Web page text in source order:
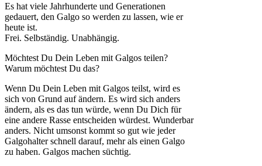
Es hat viele Jahrhunderte und Generationen
gedauert, den Galgo so werden zu lassen, wie er
heute ist.
Frei. Selbständig. Unabhängig.
Möchtest Du Dein Leben mit Galgos teilen?
Warum möchtest Du das?
Wenn Du Dein Leben mit Galgos teilst, wird es
sich von Grund auf ändern. Es wird sich anders
ändern, als es das tun würde, wenn Du Dich für
eine andere Rasse entscheiden würdest. Wunderbar
anders. Nicht umsonst kommt so gut wie jeder
Galgohalter schnell darauf, mehr als einen Galgo
zu haben. Galgos machen süchtig.